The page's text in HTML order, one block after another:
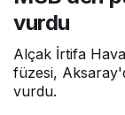
vurdu
Alçak İrtifa
füzesi,
vurdu.